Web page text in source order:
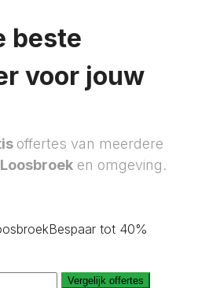
beste
voor jouw
offertes van meerdere
Loosbroek en omgeving.
Bespaar tot 40%
Vergelijk offertes